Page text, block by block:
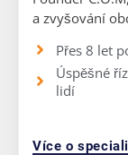
a zvyšování
Přes 8 let
Úspěšné
lidí
Více o